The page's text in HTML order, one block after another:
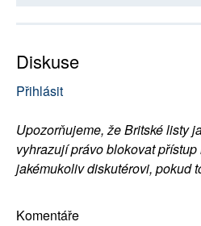
Diskuse
Přihlásit
Upozorňujeme, že Britské listy
vyhrazují právo blokovat
jakémukoliv diskutérovi, pokud
Komentáře